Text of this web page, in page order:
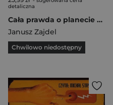
detaliczna
Cała prawda o planecie KSI. Drugie spojrzenie na planetę KSI
Janusz Zajdel
Chwilowo niedostępny